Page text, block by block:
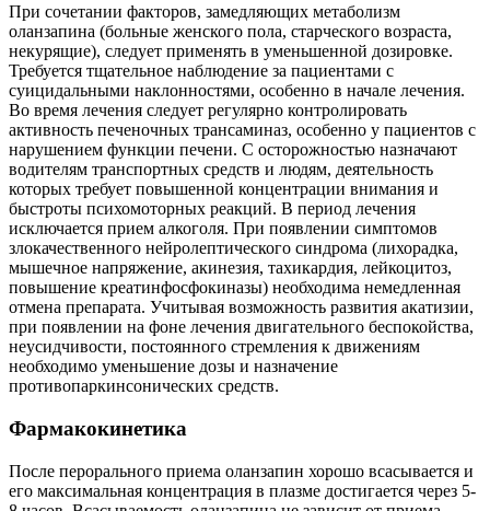
При сочетании факторов, замедляющих метаболизм
оланзапина (больные женского пола, старческого возраста,
некурящие), следует применять в уменьшенной дозировке.
Требуется тщательное наблюдение за пациентами с
суицидальными наклонностями, особенно в начале лечения.
Во время лечения следует регулярно контролировать
активность печеночных трансаминаз, особенно у пациентов с
нарушением функции печени. С осторожностью назначают
водителям транспортных средств и людям, деятельность
которых требует повышенной концентрации внимания и
быстроты психомоторных реакций. В период лечения
исключается прием алкоголя. При появлении симптомов
злокачественного нейролептического синдрома (лихорадка,
мышечное напряжение, акинезия, тахикардия, лейкоцитоз,
повышение креатинфосфокиназы) необходима немедленная
отмена препарата. Учитывая возможность развития акатизии,
при появлении на фоне лечения двигательного беспокойства,
неусидчивости, постоянного стремления к движениям
необходимо уменьшение дозы и назначение
противопаркинсонических средств.
Фармакокинетика
После перорального приема оланзапин хорошо всасывается и
его максимальная концентрация в плазме достигается через 5-